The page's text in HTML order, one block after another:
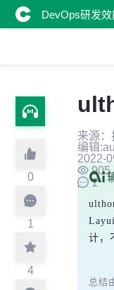
DevOps研发效
0
1
4
来源：
编辑
2022-
905
1
计，
总结